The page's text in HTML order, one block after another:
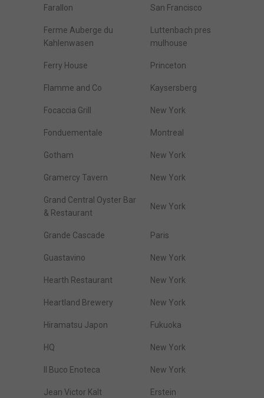
Farallon San Francisco
Ferme Auberge du
Kahlenwasen
Luttenbach pres
mulhouse
Ferry House Princeton
Flamme and Co Kaysersberg
Focaccia Grill New York
Fonduementale Montreal
Gotham New York
Gramercy Tavern New York
Grand Central Oyster Bar
& Restaurant
New York
Grande Cascade Paris
Guastavino New York
Hearth Restaurant New York
Heartland Brewery New York
Hiramatsu Japon Fukuoka
HQ New York
Il Buco Enoteca New York
Jean Victor Kalt Erstein